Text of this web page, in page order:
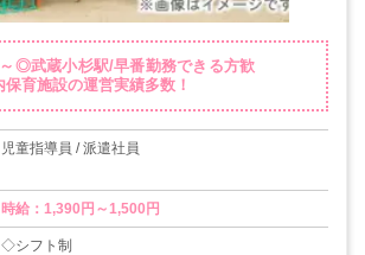
◎武蔵小杉駅/早番勤務できる方歓
育施設の運営実績多数！
児童指導員 / 派遣社員
時給：1,390円～1,500円
◇シフト制